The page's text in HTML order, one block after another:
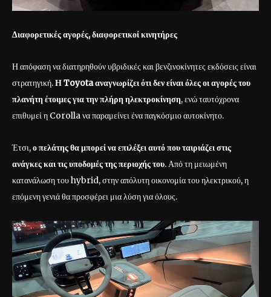
Διαφορετικές αγορές, διαφορετικοί κινητήρες
Η απόφαση να διατηρηθούν υβριδικές και βενζινοκίνητες εκδόσεις είναι
στρατηγική.ΗToyotaαναγνωρίζει ότι δεν είναι όλες οι αγορές του
πλανήτη έτοιμες για την πλήρη ηλεκτροκίνηση, ενώ ταυτόχρονα
επιθυμεί η Corolla να παραμείνει ένα παγκόσμιο αυτοκίνητο.
Έτσι,ο πελάτης θα μπορεί να επιλέξει αυτό που ταιριάζει στις
ανάγκες και τις υποδομές της περιοχής του. Από τη μειωμένη
κατανάλωση του hybrid, στην απόλυτη οικονομία του ηλεκτρικού, η
επόμενη γενιά θα προσφέρει μια λύση για όλους.